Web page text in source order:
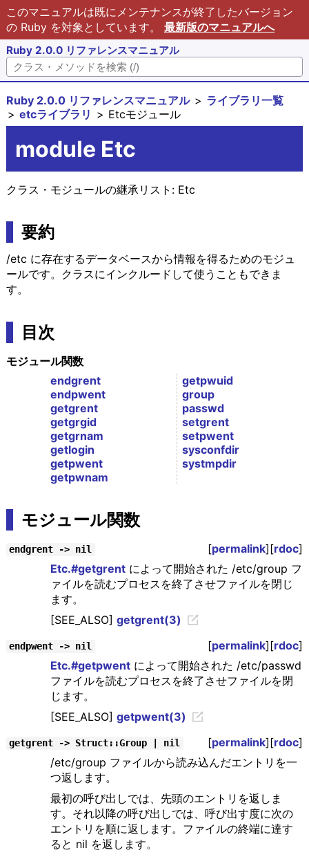
このマニュアルは既にメンテナンスが終了したバージョン
の Ruby を対象としています。 最新版のマニュアルへ
Ruby 2.0.0 リファレンスマニュアル
Ruby 2.0.0 リファレンスマニュアル
ライブラリ一覧
etcライブラリ
Etcモジュール
module Etc
クラス・モジュールの継承リスト: Etc
要約
/etc に存在するデータベースから情報を得るためのモジュ
ールです。クラスにインクルードして使うこともできま
す。
目次
モジュール関数
endgrent
endpwent
getgrent
getgrgid
getgrnam
getlogin
getpwent
getpwnam
getpwuid
group
passwd
setgrent
setpwent
sysconfdir
systmpdir
モジュール関数
endgrent -> nil [permalink][rdoc]
Etc.#getgrentによって開始された /etc/group フ
ァイルを読むプロセスを終了させファイルを閉じ
ます。
[SEE_ALSO] getgrent(3)
endpwent -> nil [permalink][rdoc]
Etc.#getpwentによって開始された /etc/passwd
ファイルを読むプロセスを終了させファイルを閉
じます。
[SEE_ALSO] getpwent(3)
getgrent -> Struct::Group | nil [permalink][rdoc]
/etc/group ファイルから読み込んだエントリを一
つ返します。
最初の呼び出しでは、先頭のエントリを返しま
す。それ以降の呼び出しでは、呼び出す度に次の
エントリを順に返します。ファイルの終端に達す
ると nil を返します。